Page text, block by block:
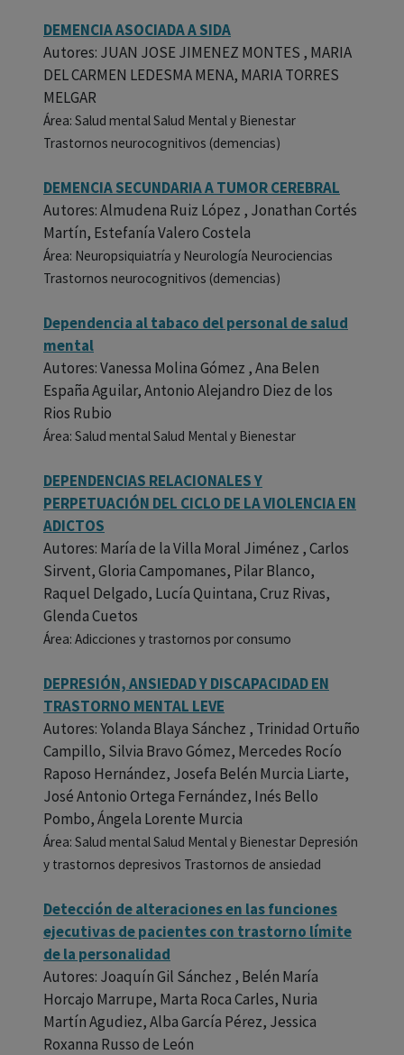
DEMENCIA ASOCIADA A SIDA
Autores: JUAN JOSE JIMENEZ MONTES , MARIA
DEL CARMEN LEDESMA MENA, MARIA TORRES
MELGAR
Área: Salud mental Salud Mental y Bienestar
Trastornos neurocognitivos (demencias)
DEMENCIA SECUNDARIA A TUMOR CEREBRAL
Autores: Almudena Ruiz López , Jonathan Cortés
Martín, Estefanía Valero Costela
Área: Neuropsiquiatría y Neurología Neurociencias
Trastornos neurocognitivos (demencias)
Dependencia al tabaco del personal de salud
mental
Autores: Vanessa Molina Gómez , Ana Belen
España Aguilar, Antonio Alejandro Diez de los
Rios Rubio
Área: Salud mental Salud Mental y Bienestar
DEPENDENCIAS RELACIONALES Y
PERPETUACIÓN DEL CICLO DE LA VIOLENCIA EN
ADICTOS
Autores: María de la Villa Moral Jiménez , Carlos
Sirvent, Gloria Campomanes, Pilar Blanco,
Raquel Delgado, Lucía Quintana, Cruz Rivas,
Glenda Cuetos
Área: Adicciones y trastornos por consumo
DEPRESIÓN, ANSIEDAD Y DISCAPACIDAD EN
TRASTORNO MENTAL LEVE
Autores: Yolanda Blaya Sánchez , Trinidad Ortuño
Campillo, Silvia Bravo Gómez, Mercedes Rocío
Raposo Hernández, Josefa Belén Murcia Liarte,
José Antonio Ortega Fernández, Inés Bello
Pombo, Ángela Lorente Murcia
Área: Salud mental Salud Mental y Bienestar Depresión
y trastornos depresivos Trastornos de ansiedad
Detección de alteraciones en las funciones
ejecutivas de pacientes con trastorno límite
de la personalidad
Autores: Joaquín Gil Sánchez , Belén María
Horcajo Marrupe, Marta Roca Carles, Nuria
Martín Agudiez, Alba García Pérez, Jessica
Roxanna Russo de León